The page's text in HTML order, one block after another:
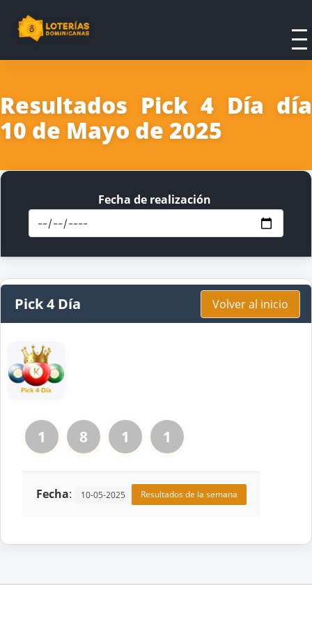
Resultados Pick 4 Día día
10 de Mayo de 2025
Fecha de realización
Pick 4 Día Volver al inicio
1 8 1 1
Fecha: 10-05-2025 Resultados de la semana